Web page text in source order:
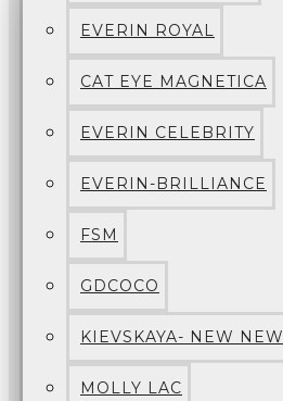
EVERIN ROYAL
CAT EYE MAGNETICA
EVERIN CELEBRITY
EVERIN-BRILLIANCE
FSM
GDCOCO
KIEVSKAYA- NEW NEW
MOLLY LAC